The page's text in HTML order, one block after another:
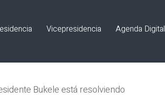
Vicepresidencia Agenda Digital
Bukele está resolviendo